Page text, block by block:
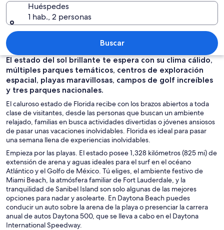
Un edificio histórico con dos torres,
Huéspedes
1 hab., 2 personas
Buscar
El estado del sol brillante te espera con su clima cálido,
múltiples parques temáticos, centros de exploración
espacial, playas maravillosas, campos de golf increíbles
y tres parques nacionales.
El caluroso estado de Florida recibe con los brazos abiertos a toda
clase de visitantes, desde las personas que buscan un ambiente
relajado, familias en busca actividades divertidas o jóvenes ansiosos
de pasar unas vacaciones inolvidables. Florida es ideal para pasar
una semana llena de experiencias inolvidables.
Empieza por las playas. El estado posee 1,328 kilómetros (825 mi) de
extensión de arena y aguas ideales para el surf en el océano
Atlántico y el Golfo de México. Tú eliges, el ambiente festivo de
Miami Beach, la atmósfera familiar de Fort Lauderdale, y la
tranquilidad de Sanibel Island son solo algunas de las mejores
opciones para nadar y asolearte. En Daytona Beach puedes
conducir un auto sobre la arena de la playa o presenciar la carrera
anual de autos Daytona 500, que se lleva a cabo en el Daytona
International Speedway.